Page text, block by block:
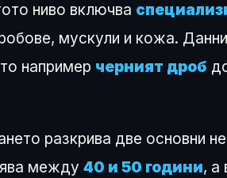
ниво включва
мускули и кожа.
например черният дроб
разкрива две основни
между 40 и 50 години, а